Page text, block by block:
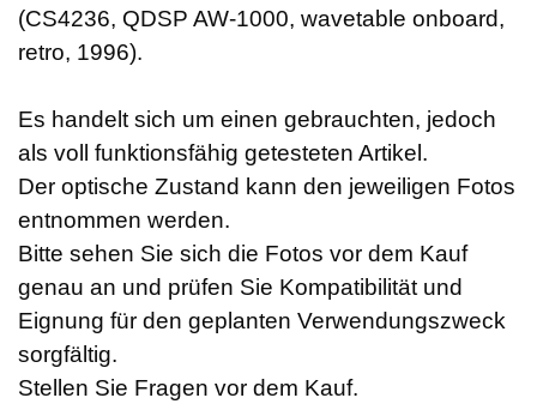
(CS4236, QDSP AW-1000, wavetable onboard,
retro, 1996).
Es handelt sich um einen gebrauchten, jedoch
als voll funktionsfähig getesteten Artikel.
Der optische Zustand kann den jeweiligen Fotos
entnommen werden.
Bitte sehen Sie sich die Fotos vor dem Kauf
genau an und prüfen Sie Kompatibilität und
Eignung für den geplanten Verwendungszweck
sorgfältig.
Stellen Sie Fragen vor dem Kauf.